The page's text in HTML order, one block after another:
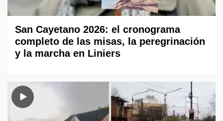
San Cayetano 2026: el cronograma
completo de las misas, la peregrinación
y la marcha en Liniers